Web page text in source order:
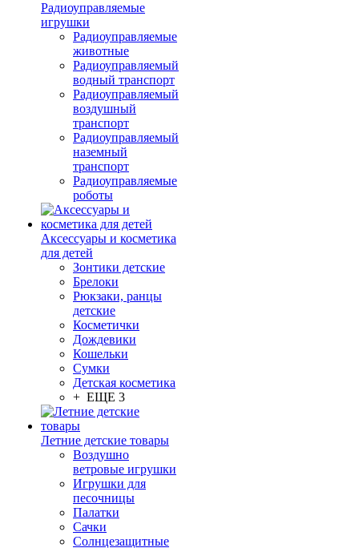
Радиоуправляемые
игрушки
Радиоуправляемые
животные
Радиоуправляемый
водный транспорт
Радиоуправляемый
воздушный
транспорт
Радиоуправляемый
наземный
транспорт
Радиоуправляемые
роботы
Аксессуары и косметика
для детей
Зонтики детские
Брелоки
Рюкзаки, ранцы
детские
Косметички
Дождевики
Кошельки
Сумки
Детская косметика
+ ЕЩЕ 3
Летние детские товары
Воздушно
ветровые игрушки
Игрушки для
песочницы
Палатки
Сачки
Солнцезащитные